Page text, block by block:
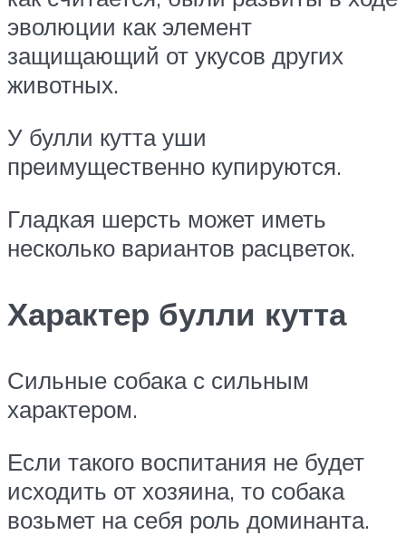
эволюции как элемент
защищающий от укусов других
животных.
У булли кутта уши
преимущественно купируются.
Гладкая шерсть может иметь
несколько вариантов расцветок.
Характер булли кутта
Сильные собака с сильным
характером.
Если такого воспитания не будет
исходить от хозяина, то собака
возьмет на себя роль доминанта.